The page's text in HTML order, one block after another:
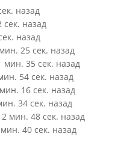
назад
сек. назад
назад
25 сек. назад
мин. 35 сек. назад
54 сек. назад
16 сек. назад
34 сек. назад
2 мин. 48 сек. назад
40 сек. назад